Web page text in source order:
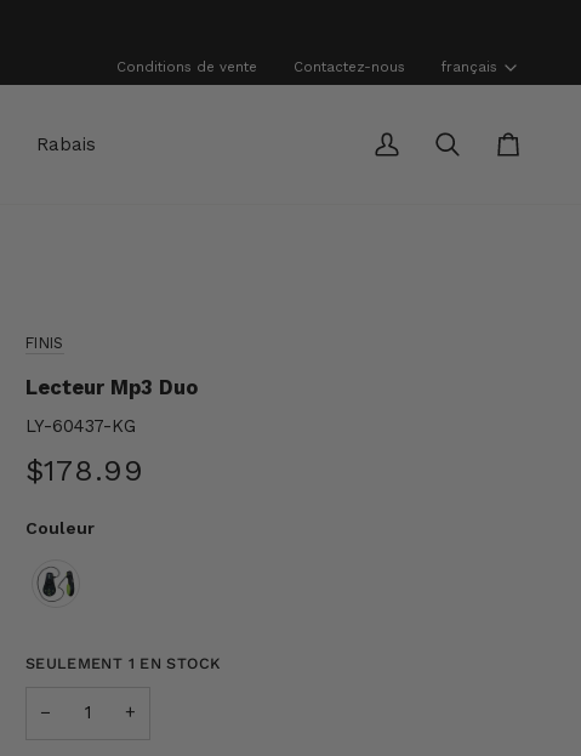
Conditions de vente Contactez-nous Langue
français
Rabais
Mon
RecherchePanier
FINIS
Lecteur Mp3 Duo
LY-60437-KG
$178.99
Couleur
SEULEMENT 1 EN STOCK
− +